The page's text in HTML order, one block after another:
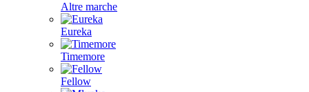
Altre marche
Eureka
Timemore
Fellow